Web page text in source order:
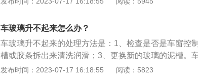
玻璃内外表面的温差，可及时防止前风挡玻璃的雾汽过
是手动空调，空调打开，有利于除湿；空调温度控制不
时间除霜风挡玻璃外侧容易起雾。喷涂防雾剂等预防
璃窗上，再擦拭干净，即可除去玻璃窗上的污垢、斑痕
玻璃上形成一薄层透明的保护膜，它可以有效地防止水
使用。5、比较偷懒的另一种方法，就是沾上洗洁精或
以，但是比较费钱，不如洗洁精肥皂水实惠。
原因导致元器件过热，电机就会进入过热保护状态，从
3、玻璃导槽阻力过大：车门玻璃导槽是一个容易忽视
灰尘会积攒在玻璃导槽中，使得阻力变大，时间长了
车玻璃升不起来怎么办？
车玻璃升不起来的处理方法是：1、检查是否是车窗控
槽或胶条拆出来清洗润滑；3、更换新的玻璃的泥槽。
是：1、车窗控制开关损坏；2、泥槽或胶条有异物、变
发布时间：2023-07-17 16:18:55 阅读：5823